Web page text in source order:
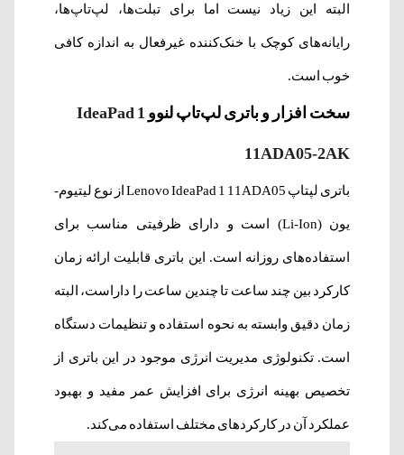
البته این زیاد نیست اما برای تبلت‌ها، لپ‌تاپ‌ها،
رایانه‌های کوچک با خنک‌کننده غیرفعال به اندازه کافی
خوب است.
سخت افزار و باتری لپ‌تاپ لنوو IdeaPad 1
11ADA05-2AK
باتری لپتاپ Lenovo IdeaPad 1 11ADA05 از نوع لیتیوم-
یون (Li-Ion) است و دارای ظرفیتی مناسب برای
استفاده‌های روزانه است. این باتری قابلیت ارائه‌ زمان
کارکرد بین چند ساعت تا چندین ساعت را داراست، البته
زمان دقیق وابسته به نحوه‌ استفاده و تنظیمات دستگاه
است. تکنولوژی مدیریت انرژی موجود در این باتری از
تخصیص بهینه‌ انرژی برای افزایش عمر مفید و بهبود
عملکرد آن در کارکردهای مختلف استفاده می‌کند.